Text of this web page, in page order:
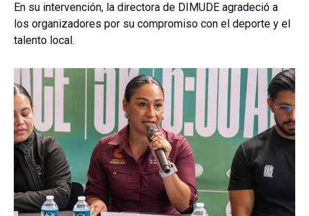
En su intervención, la directora de DIMUDE agradeció a
los organizadores por su compromiso con el deporte y el
talento local.